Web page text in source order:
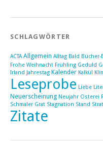
SCHLAGWÖRTER
ACTA Allgemein Alltag Bald Bücher-
Frohe Weihnacht Frühling Geduld
Irland Jahrestag Kalender Kalkül
Leseprobe Liebe
Neuerscheinung Neujahr Osterei
Schmaler Grat Stagnation Stand
Zitate